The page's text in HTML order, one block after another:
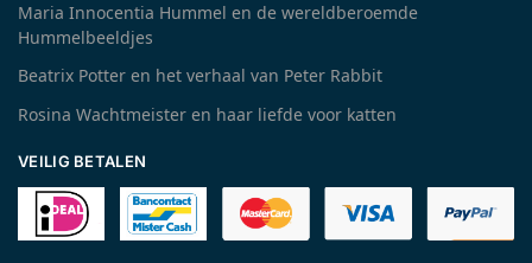
Maria Innocentia Hummel en de wereldberoemde
Hummelbeeldjes
Beatrix Potter en het verhaal van Peter Rabbit
Rosina Wachtmeister en haar liefde voor katten
VEILIG BETALEN